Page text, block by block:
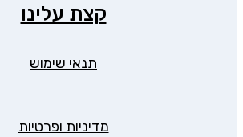
קצת עלינו
תנאי שימוש
מדיניות ופרטיות